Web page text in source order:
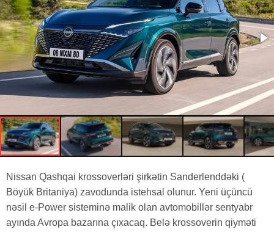
Nissan Qashqai krossoverləri şirkətin Sanderlenddəki (
Böyük Britaniya) zavodunda istehsal olunur. Yeni üçüncü
nəsil e-Power sisteminə malik olan avtomobillər sentyabr
ayında Avropa bazarına çıxacaq. Belə krossoverin qiyməti